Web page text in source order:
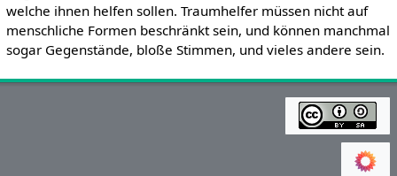
welche ihnen helfen sollen. Traumhelfer müssen nicht auf
menschliche Formen beschränkt sein, und können manchmal
sogar Gegenstände, bloße Stimmen, und vieles andere sein.